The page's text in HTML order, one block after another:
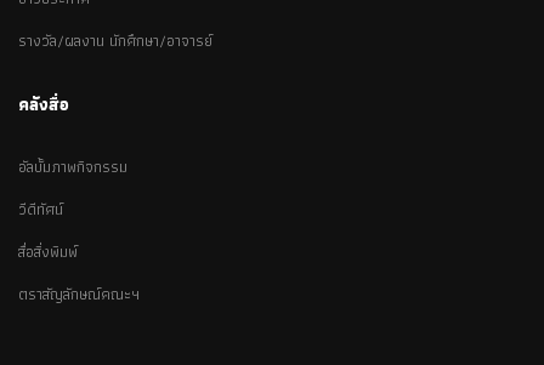
รางวัล/ผลงาน นักศึกษา/อาจารย์
คลังสื่อ
อัลบั้มภาพกิจกรรม
วีดีทัศน์
สื่อสิ่งพิมพ์
ตราสัญลักษณ์คณะฯ